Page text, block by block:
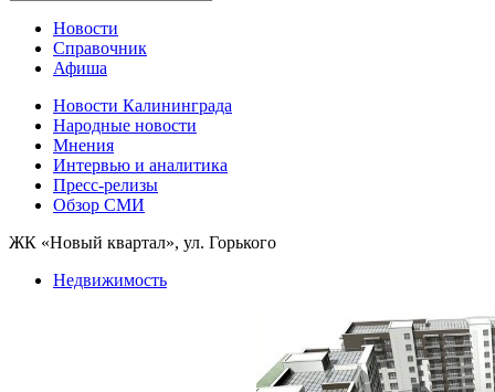
Новости
Справочник
Афиша
Новости Калининграда
Народные новости
Мнения
Интервью и аналитика
Пресс-релизы
Обзор СМИ
ЖК «Новый квартал», ул. Горького
Недвижимость